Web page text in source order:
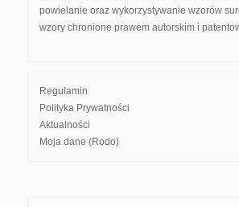
powielanie oraz wykorzystywanie wzorów
wzory chronione prawem autorskim i
Regulamin
Polityka Prywatności
Aktualności
Moja dane (Rodo)